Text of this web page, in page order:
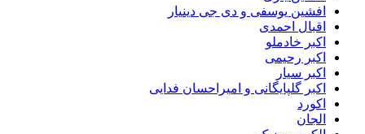
افشین یوسفی و دی جی دینیار
اقبال احمدی
اکبر خادملو
اکبر رحیمی
اکبر سیار
اکبر گلپایگانی و امیراحسان فدایی
اکورد
الجان